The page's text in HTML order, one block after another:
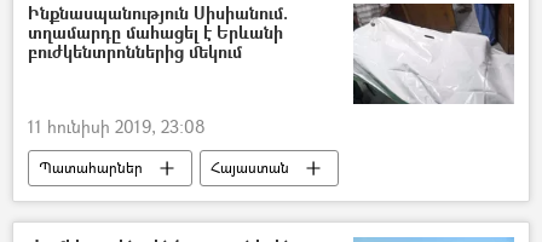
Ինքնասպանություն Սիսիանում.
տղամարդը մահացել է Երևանի
բուժկենտրոններից մեկում
11 հունիսի 2019, 23:08
Պատահարներ
Հայաստան
ինքնասպանություն
Սյունիք